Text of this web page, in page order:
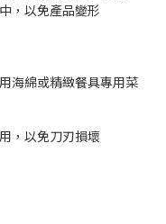
，以免產品變形
海綿或精緻餐具專用菜
，以免刀刃損壞